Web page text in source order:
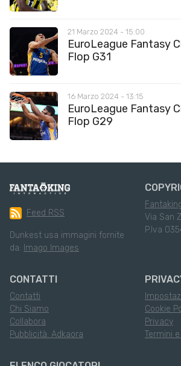
21 Marzo 2024 - 15:00
EuroLeague Fantasy
Flop G31
16 Marzo 2024 - 13:15
EuroLeague Fantasy
Flop G29
Feed RSS
Dunkest usa immagini fornite
da: Imago Images
Via San
P.Iva
CONTATTI
Contatti
Chi Siamo
Collabora
Pubblicità: Adkaora
Cookie
Privacy
Termini